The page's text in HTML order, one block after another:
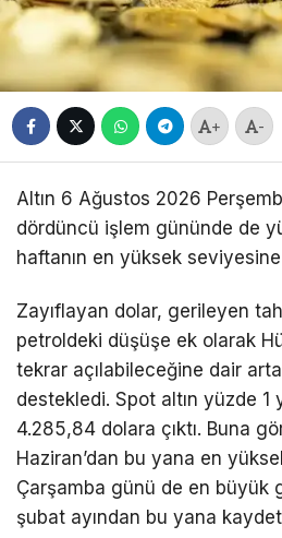
+ -
Altın 6 Ağustos 2026
dördüncü işlem gününde de
haftanın en yüksek seviyesine
Zayıflayan dolar, gerileyen
petroldeki düşüşe ek olarak
tekrar açılabileceğine dair
destekledi. Spot altın yüzde 1
4.285,84 dolara çıktı. Buna
Haziran’dan bu yana en
Çarşamba günü de en büyük
şubat ayından bu yana